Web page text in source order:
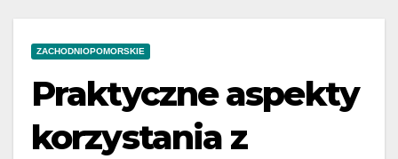
ZACHODNIOPOMORSKIE
Praktyczne aspekty
korzystania z